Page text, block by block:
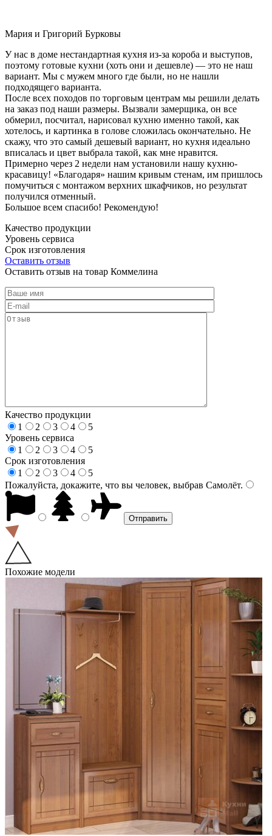
Мария и Григорий Бурковы
У нас в доме нестандартная кухня из-за короба и выступов,
поэтому готовые кухни (хоть они и дешевле) — это не наш
вариант. Мы с мужем много где были, но не нашли
подходящего варианта.
После всех походов по торговым центрам мы решили делать
на заказ под наши размеры. Вызвали замерщика, он все
обмерил, посчитал, нарисовал кухню именно такой, как
хотелось, и картинка в голове сложилась окончательно. Не
скажу, что это самый дешевый вариант, но кухня идеально
вписалась и цвет выбрала такой, как мне нравится.
Примерно через 2 недели нам установили нашу кухню-
красавицу! «Благодаря» нашим кривым стенам, им пришлось
помучиться с монтажом верхних шкафчиков, но результат
получился отменный.
Большое всем спасибо! Рекомендую!
Качество продукции
Уровень сервиса
Срок изготовления
Оставить отзыв
Оставить отзыв на товар Коммелина
Качество продукции
1
2 3 4
5
Уровень сервиса
1
2 3 4
5
Срок изготовления
1
2 3 4
5
Пожалуйста, докажите, что вы человек, выбрав Самолёт.
Похожие модели